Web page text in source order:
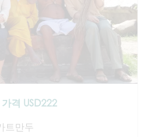
격 USD222
트만두